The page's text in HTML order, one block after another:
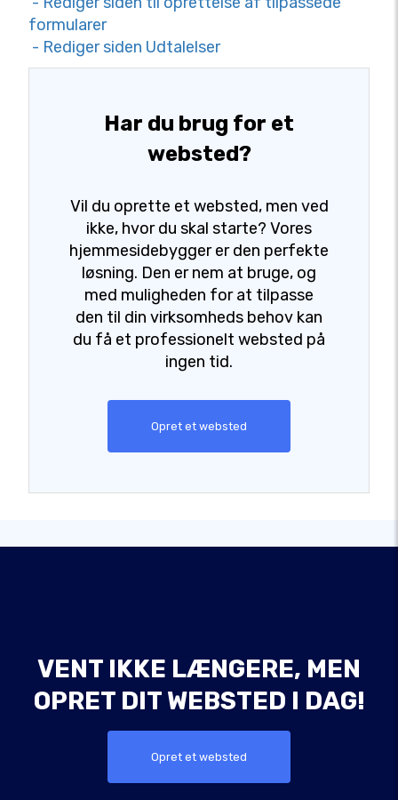
formularer
- Rediger siden Udtalelser
Har du brug for et
websted?
Vil du oprette et websted, men ved
ikke, hvor du skal starte? Vores
hjemmesidebygger er den perfekte
løsning. Den er nem at bruge, og
med muligheden for at tilpasse
den til din virksomheds behov kan
du få et professionelt websted på
ingen tid.
Opret et websted
VENT IKKE LÆNGERE, MEN
OPRET DIT WEBSTED I DAG!
Opret et websted